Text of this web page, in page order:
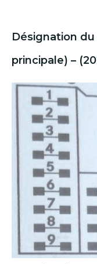
Désignation
principale) –